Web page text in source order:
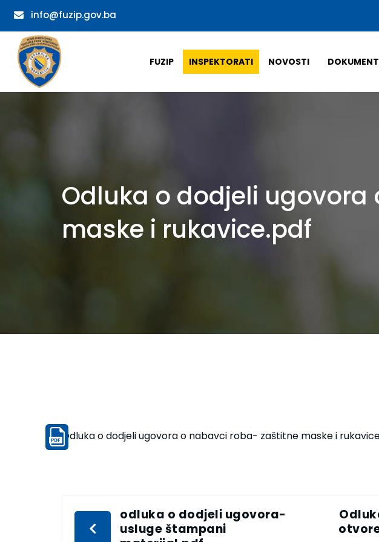
info@fuzip.gov.ba
FUZIP INSPEKTORATI NOVOSTI
Odluka o dodjeli
maske i rukavice.pdf
Odluka o dodjeli ugovora o nabavci roba- zaštitne maske i
odluka o dodjeli ugovora-
usluge štampani